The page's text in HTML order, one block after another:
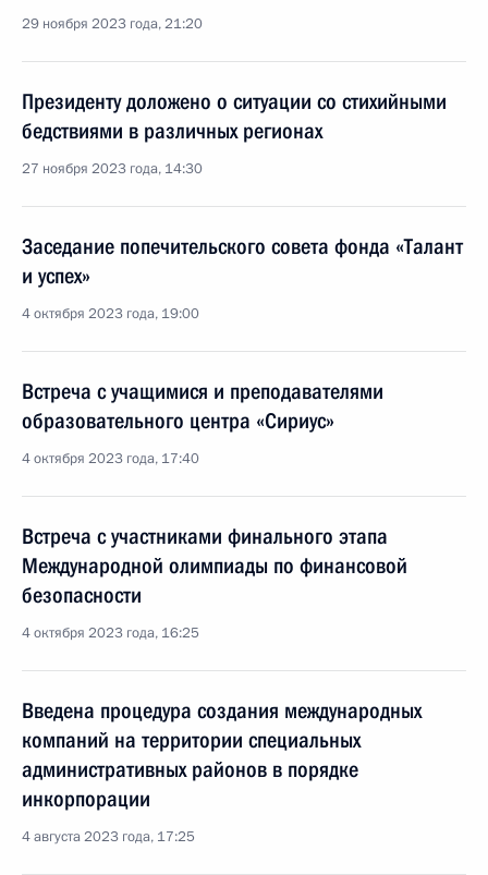
29 ноября 2023 года, 21:20
Президенту доложено о ситуации со стихийными
бедствиями в различных регионах
27 ноября 2023 года, 14:30
Заседание попечительского совета фонда «Талант
и успех»
4 октября 2023 года, 19:00
Встреча с учащимися и преподавателями
образовательного центра «Сириус»
4 октября 2023 года, 17:40
Встреча с участниками финального этапа
Международной олимпиады по финансовой
безопасности
4 октября 2023 года, 16:25
Введена процедура создания международных
компаний на территории специальных
административных районов в порядке
инкорпорации
4 августа 2023 года, 17:25